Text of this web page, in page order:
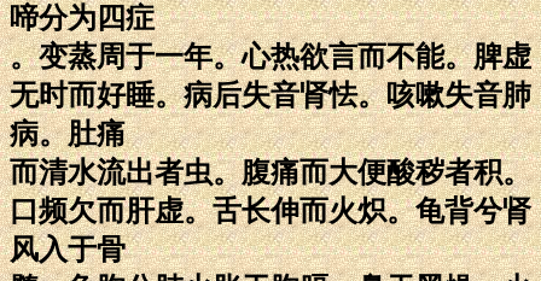
啼分为四症
。变蒸周于一年。心热欲言而不能。脾虚
无时而好睡。病后失音肾怯。咳嗽失音肺
病。肚痛
而清水流出者虫。腹痛而大便酸秽者积。
口频欠而肝虚。舌长伸而火炽。龟背兮肾
风入于骨